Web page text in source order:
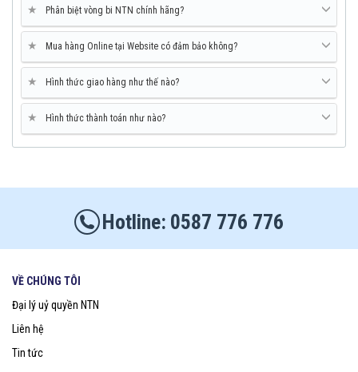
★ Phân biệt vòng bi NTN chính hãng?
★ Mua hàng Online tại Website có đảm bảo không?
★ Hình thức giao hàng như thế nào?
★ Hình thức thành toán như nào?
0587 776 776
VỀ CHÚNG TÔI
Đại lý uỷ quyền NTN
Liên hệ
Tin tức